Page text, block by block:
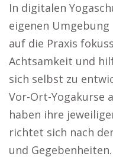
In digitalen
eigenen
auf die Praxis
Achtsamkeit und
sich selbst zu
Vor-Ort-Yogakurse
haben ihre
richtet sich nach
und